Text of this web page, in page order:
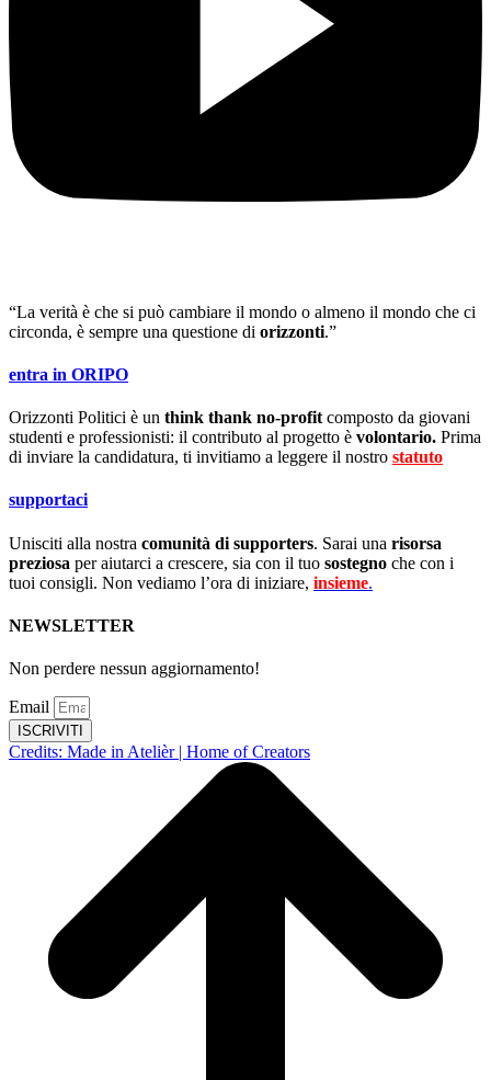
“La verità è che si può cambiare il mondo o almeno il mondo che ci
circonda, è sempre una questione di orizzonti.”
entra in ORIPO
Orizzonti Politici è un think thank no-profit composto da giovani
studenti e professionisti: il contributo al progetto è volontario. Prima
di inviare la candidatura, ti invitiamo a leggere il nostro statuto
supportaci
Unisciti alla nostra comunità di supporters. Sarai una risorsa
preziosa per aiutarci a crescere, sia con il tuo sostegno che con i
tuoi consigli. Non vediamo l’ora di iniziare, insieme.
NEWSLETTER
Non perdere nessun aggiornamento!
Email
ISCRIVITI
Credits: Made in Atelièr | Home of Creators